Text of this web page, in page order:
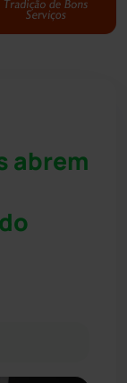
abrem